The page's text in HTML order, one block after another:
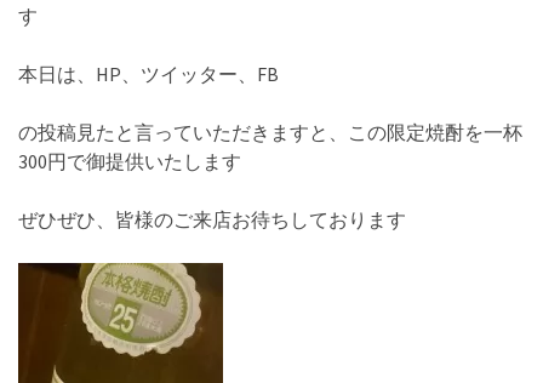
す
本日は、HP、ツイッター、FB
の投稿見たと言っていただきますと、この限定焼酎を一杯
300円で御提供いたします
ぜひぜひ、皆様のご来店お待ちしております